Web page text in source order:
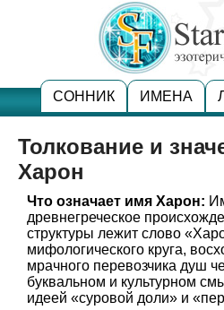
СОННИК ИМЕНА
Толкование и
Харон
Что означает имя Харон:
древнегреческое
структуры лежит слово
мифологического круга,
мрачного перевозчика душ
буквальном и культурном
идеей «суровой доли» и